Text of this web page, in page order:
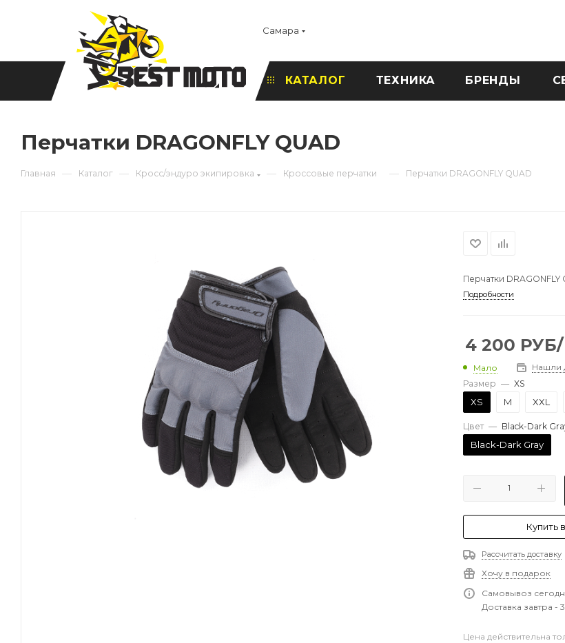
Самара
КАТАЛОГ ТЕХНИКА БРЕНДЫ
Перчатки DRAGONFLY QUAD
Главная — Каталог — Кросс/эндуро экипировка — Кроссовые перчатки — Перчатки DRAGONFLY QUAD
Перчатки DRAGONFLY
Подробности
4 200 РУБ
Мало
Нашли
Размер — XS
XS M XXL
Цвет — Black-Dark
Black-Dark Gray
Купить
Рассчитать доставку
Хочу в подарок
Самовывоз
Доставка завтра -
Цена действительна